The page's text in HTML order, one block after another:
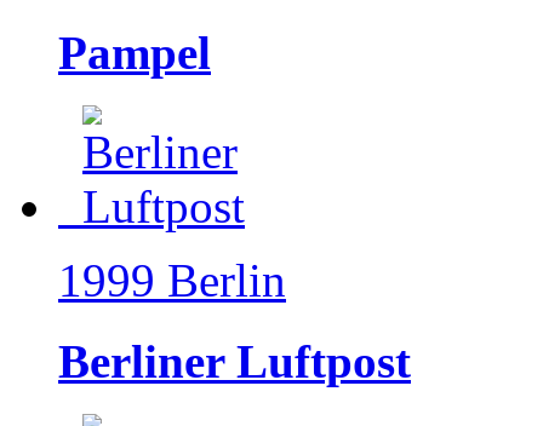
Pampel
1999 Berlin
Berliner Luftpost